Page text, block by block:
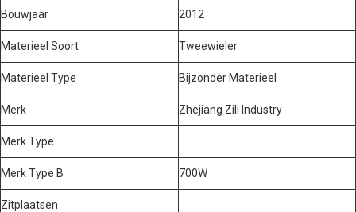
Bouwjaar 2012
Materieel Soort Tweewieler
Materieel Type Bijzonder Materieel
Merk Zhejiang Zili Industry
Merk Type
Merk Type B 700W
Zitplaatsen